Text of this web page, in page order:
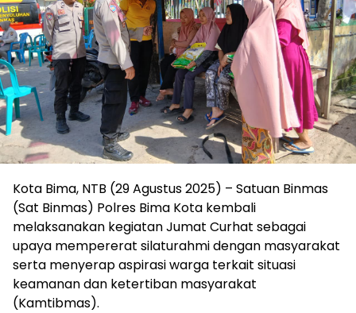
Kota Bima, NTB (29 Agustus 2025) – Satuan Binmas
(Sat Binmas) Polres Bima Kota kembali
melaksanakan kegiatan Jumat Curhat sebagai
upaya mempererat silaturahmi dengan masyarakat
serta menyerap aspirasi warga terkait situasi
keamanan dan ketertiban masyarakat
(Kamtibmas).